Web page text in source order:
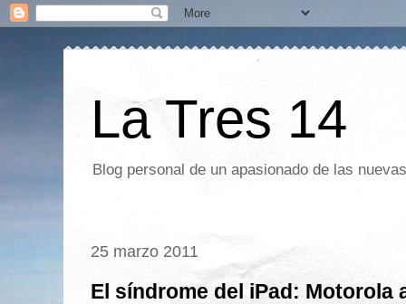
La Tres 14
Blog personal de un apasionado de las
25 marzo 2011
El síndrome del iPad: Motorola